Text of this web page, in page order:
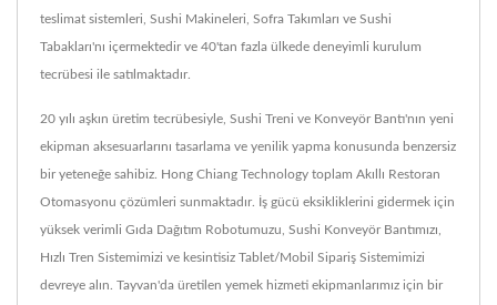
teslimat sistemleri, Sushi Makineleri, Sofra Takımları ve Sushi
Tabakları'nı içermektedir ve 40'tan fazla ülkede deneyimli kurulum
tecrübesi ile satılmaktadır.
20 yılı aşkın üretim tecrübesiyle, Sushi Treni ve Konveyör Bantı'nın yeni
ekipman aksesuarlarını tasarlama ve yenilik yapma konusunda benzersiz
bir yeteneğe sahibiz. Hong Chiang Technology toplam Akıllı Restoran
Otomasyonu çözümleri sunmaktadır. İş gücü eksikliklerini gidermek için
yüksek verimli Gıda Dağıtım Robotumuzu, Sushi Konveyör Bantımızı,
Hızlı Tren Sistemimizi ve kesintisiz Tablet/Mobil Sipariş Sistemimizi
devreye alın. Tayvan'da üretilen yemek hizmeti ekipmanlarımız için bir